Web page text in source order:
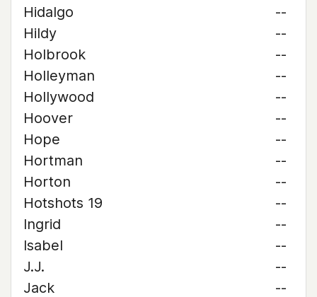
Hidalgo
--
Hildy
--
Holbrook
--
Holleyman
--
Hollywood
--
Hoover
--
Hope
--
Hortman
--
Horton
--
Hotshots 19
--
Ingrid
--
Isabel
--
J.J.
--
Jack
--